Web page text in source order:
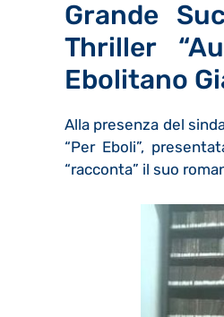
Grande
Thriller
Ebolitano
Alla presenza del
“Per Eboli”,
“racconta” il suo